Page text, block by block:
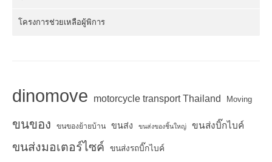
โครงการช่วยเหลือผู้พิการ
dinomove motorcycle transport Thailand Moving
ขนของ ขนของย้ายบ้าน ขนส่ง ขนส่งของชิ้นใหญ่ ขนส่งบิ๊กไบค์
ขนส่งมอเตอร์ไซค์ ขนส่งรถบิ๊กไบค์